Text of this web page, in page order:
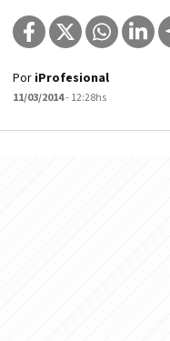
Por iProfesional
11/03/2014- 12:28hs